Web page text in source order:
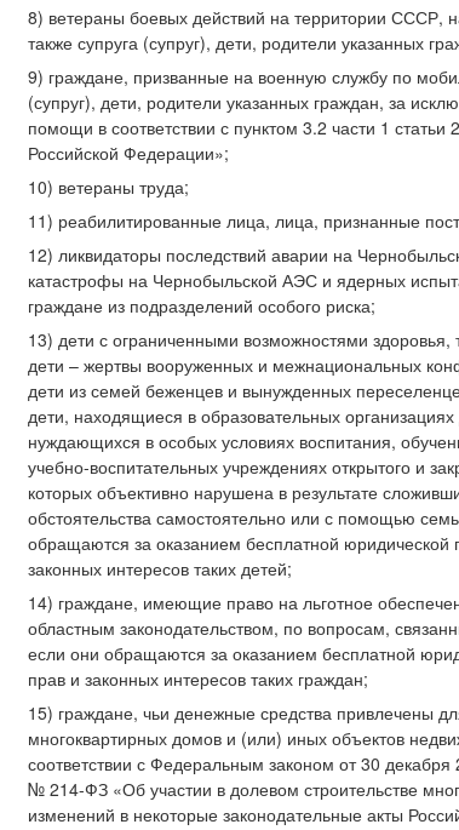
8) ветераны боевых действий на территории СССР,
также супруга (супруг), дети, родители указанных
9) граждане, призванные на военную службу по
(супруг), дети, родители указанных граждан, за
помощи в соответствии с пунктом 3.2 части 1
Российской Федерации»;
10) ветераны труда;
11) реабилитированные лица, лица, признанные
12) ликвидаторы последствий аварии на
катастрофы на Чернобыльской АЭС и ядерных
граждане из подразделений особого риска;
13) дети с ограниченными возможностями
дети – жертвы вооруженных и межнациональных
дети из семей беженцев и вынужденных
дети, находящиеся в образовательных
нуждающихся в особых условиях воспитания,
учебно-воспитательных учреждениях открытого и
которых объективно нарушена в результате
обстоятельства самостоятельно или с помощью
обращаются за оказанием бесплатной
законных интересов таких детей;
14) граждане, имеющие право на льготное
областным законодательством, по вопросам,
если они обращаются за оказанием бесплатной
прав и законных интересов таких граждан;
15) граждане, чьи денежные средства привлечены
многоквартирных домов и (или) иных объектов
соответствии с Федеральным законом от 30 декабря
№ 214-ФЗ «Об участии в долевом строительстве
изменений в некоторые законодательные акты